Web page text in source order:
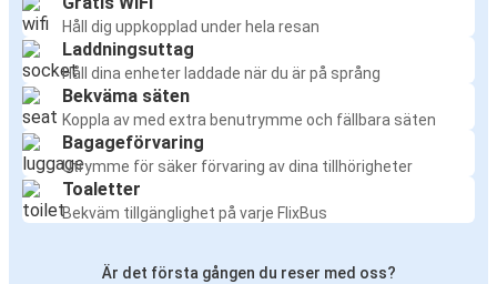
Håll dig uppkopplad under hela resan
Laddningsuttag
Håll dina enheter laddade när du är på språng
Bekväma säten
Koppla av med extra benutrymme och fällbara säten
Bagageförvaring
Utrymme för säker förvaring av dina tillhörigheter
Toaletter
Bekväm tillgänglighet på varje FlixBus
Är det första gången du reser med oss?